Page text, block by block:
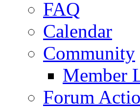
FAQ
Calendar
Community
Member
Forum